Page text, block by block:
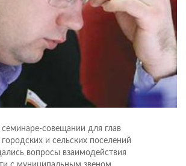
совещании для глав
и сельских поселений
вопросы взаимодействия